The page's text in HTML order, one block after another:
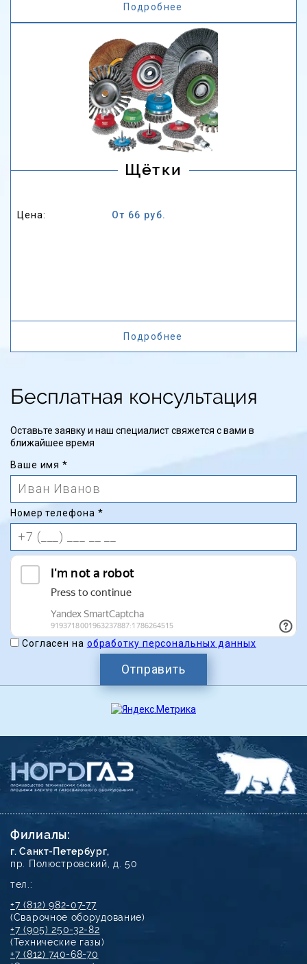
Подробнее
Щётки
Цена: От 66 руб.
Подробнее
Бесплатная консультация
Оставьте заявку и наш специалист свяжется с вами в
ближайшее время
Ваше имя*
Номер телефона *
Согласен на обработку персональных данных
Отправить
Филиалы:
г. Санкт-Петербург,
пр. Полюстровский, д. 50
тел.:
+7 (812) 982-07-77
(Сварочное оборудование)
+7 (905) 250-32-82
(Технические газы)
+7 (812) 740-68-70